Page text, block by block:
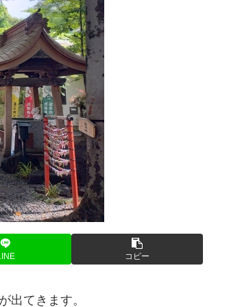
コピー
出てきます。